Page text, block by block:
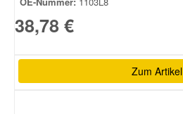
38,78 €
Zum Artikel